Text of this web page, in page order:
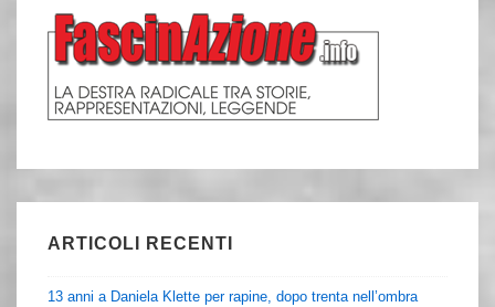
ARTICOLI RECENTI
13 anni a Daniela Klette per rapine, dopo trenta nell’ombra